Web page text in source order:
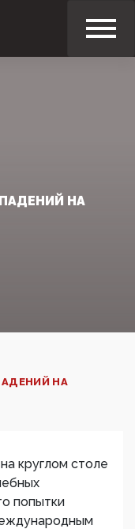
НА
НА
круглом столе
попытки